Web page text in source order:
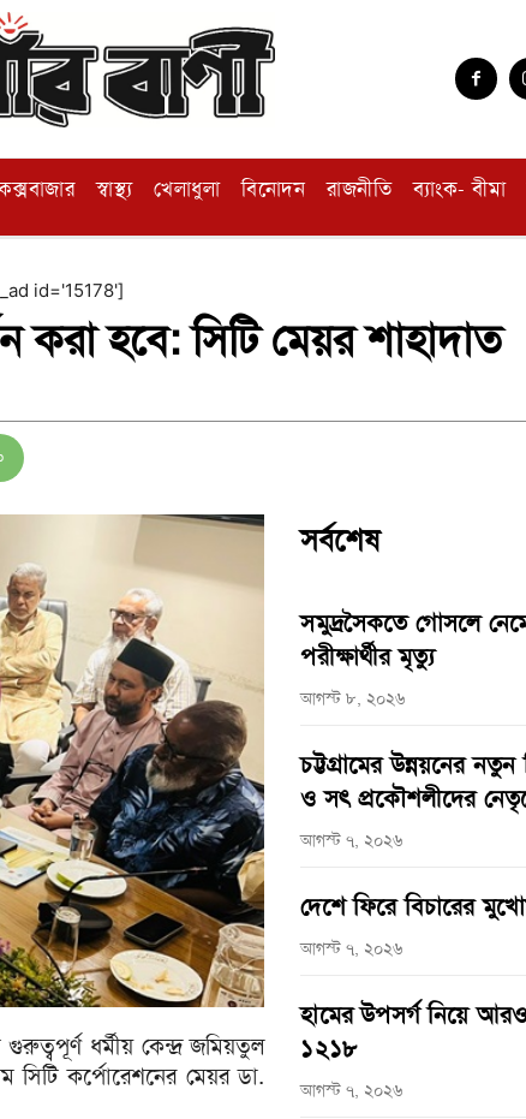
স্বাস্থ্য খেলাধুলা বিনোদন রাজনীতি ব্যাংক- বীমা
id='15178']
করা হবে: সিটি মেয়র শাহাদাত
ধর্মীয় কেন্দ্র জমিয়তুল
সিটি কর্পোরেশনের মেয়র ডা.
সর্বশেষ
সমুদ্রসৈকতে গোসলে
পরীক্ষার্থীর মৃত্যু
আগস্ট ৮, ২০২৬
চট্টগ্রামের উন্নয়নের
ও সৎ প্রকৌশলীদের
আগস্ট ৭, ২০২৬
দেশে ফিরে বিচারের
আগস্ট ৭, ২০২৬
হামের উপসর্গ নিয়ে
১২১৮
আগস্ট ৭, ২০২৬